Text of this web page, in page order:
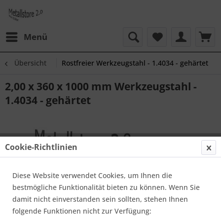
Menü
Übersicht Rostfreier Werkzeugstahl - 1.4034 - gehärtet
2,00 x 360 x 1000 mm Werkzeugstahl -
1.4034 - gehärtet
Cookie-Richtlinien
Diese Website verwendet Cookies, um Ihnen die
bestmögliche Funktionalität bieten zu können. Wenn Sie
damit nicht einverstanden sein sollten, stehen Ihnen
folgende Funktionen nicht zur Verfügung: